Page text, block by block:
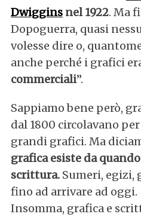
Dwigginsnel 1922. Ma
Dopoguerra, quasi
volesse dire o,
anche perché i grafici
commerciali”.
Sappiamo bene però,
dal 1800 circolavano
grandi grafici. Ma
grafica esiste da
scrittura. Sumeri, egizi,
fino ad arrivare ad oggi.
Insomma, grafica e